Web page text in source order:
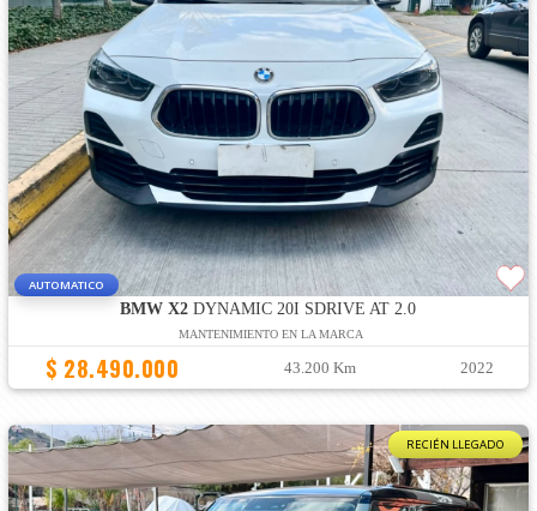
AUTOMATICO
BMW X2 DYNAMIC 20I SDRIVE AT 2.0
MANTENIMIENTO EN LA MARCA
$ 28.490.000 43.200 Km 2022
RECIÉN LLEGADO